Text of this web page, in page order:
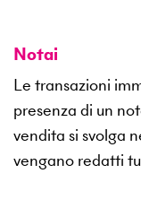
Notai
Le transazioni
presenza di un
vendita si svolga
vengano redatti